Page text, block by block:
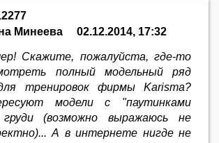
Минеева
02.12.2014, 17:32
Скажите, пожалуйста, где-то
полный модельный ряд
тренировок фирмы Karisma?
модели с "паутинками
(возможно выражаюсь не
А в интернете нигде не